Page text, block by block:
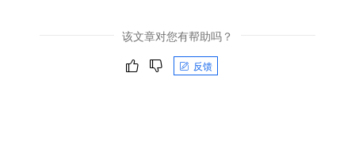
该文章对您有帮助吗？
反馈